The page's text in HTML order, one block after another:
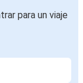
para un viaje